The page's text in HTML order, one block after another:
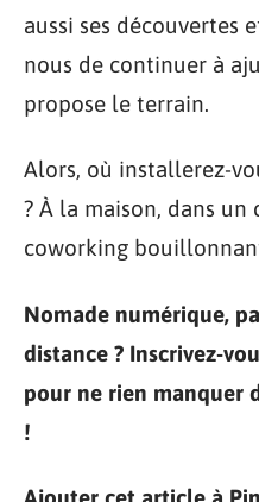
aussi ses découvertes
nous de continuer à
propose le terrain.
Alors, où installerez-
? À la maison, dans un
coworking
Nomade numérique,
distance ? Inscrivez-
pour ne rien manquer
!